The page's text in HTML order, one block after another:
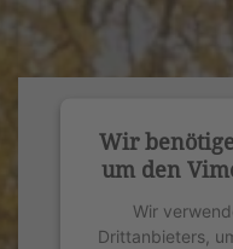
Wir
um den
Wir
Drittanbieters,